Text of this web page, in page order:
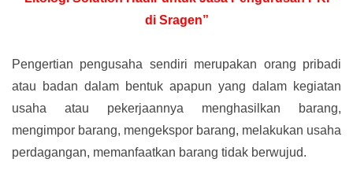
di Sragen”
Pengertian pengusaha sendiri merupakan orang pribadi
atau badan dalam bentuk apapun yang dalam kegiatan
usaha atau pekerjaannya menghasilkan barang,
mengimpor barang, mengekspor barang, melakukan usaha
perdagangan, memanfaatkan barang tidak berwujud.